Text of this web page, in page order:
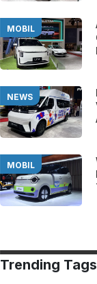
MOBIL
NEWS
MOBIL
Trending Tags